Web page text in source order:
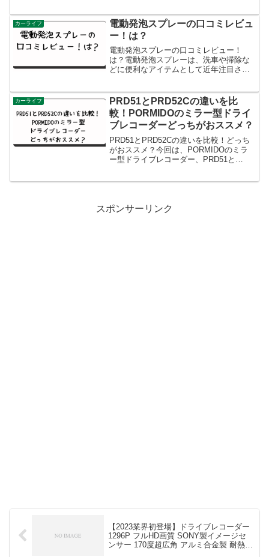
影 ワンタッチ記録 エンジン
ON/OFF 自動緊急録画 駐車監視
リバース連動 上書き録画 Ｇセン
サー搭載 高速録画 操作簡単 日本
語説明書付きの口コミレビュー！
明るいレンズ ...
カーライフ
電動発泡スプレーの口コミレビュ
ー！は？
電動発泡スプレーの口コミレビュー！
は？電動発泡スプレーは、洗車や掃除な
どに便利なアイテムとして近年注目され
ることもあるかもしれません。そこで今
回は、電動発泡スプレーの口...
カーライフ
PRD51とPRD52Cの違いを比
較！PORMIDOのミラー型ドライ
ブレコーダーどっちがおススメ？
PRD51とPRD52Cの違いを比較！どっち
がおススメ？今回は、PORMIDOのミラ
ー型ドライブレコーダー、PRD51と
スポンサーリンク
【2023業界初登場】ドライブレコーダー
1296P フルHD画質 SONY製イメージセ
ンサー 170度超広角 アルミ合金製 耐熱構